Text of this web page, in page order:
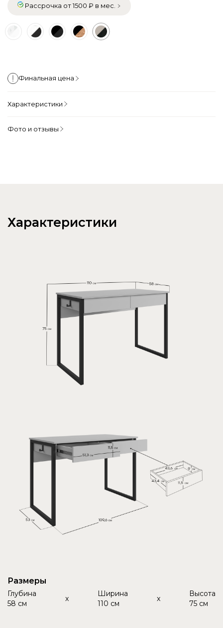
Рассрочка от 1500 ₽ в мес.
Финальная цена
Характеристики
Фото и отзывы
Характеристики
Размеры
Глубина
58 см
x
Ширина
110 см
x
Высота
75 см